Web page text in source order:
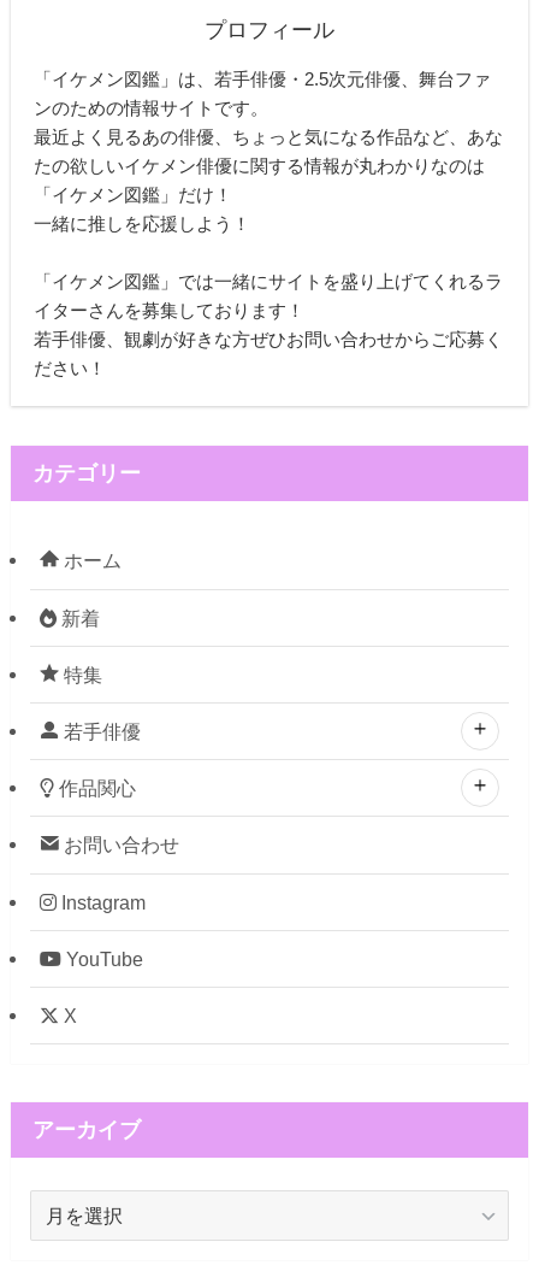
プロフィール
「イケメン図鑑」は、若手俳優・2.5次元俳優、舞台ファ
ンのための情報サイトです。
最近よく見るあの俳優、ちょっと気になる作品など、あな
たの欲しいイケメン俳優に関する情報が丸わかりなのは
「イケメン図鑑」だけ！
一緒に推しを応援しよう！
「イケメン図鑑」では一緒にサイトを盛り上げてくれるラ
イターさんを募集しております！
若手俳優、観劇が好きな方ぜひお問い合わせからご応募く
ださい！
カテゴリー
ホーム
新着
特集
若手俳優
作品関心
お問い合わせ
Instagram
YouTube
X
アーカイブ